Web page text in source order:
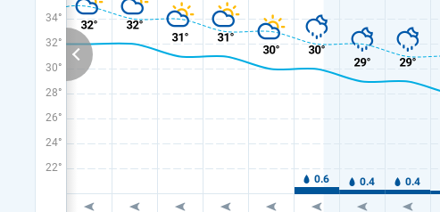
34°
32°
30°
28°
26°
24°
22°